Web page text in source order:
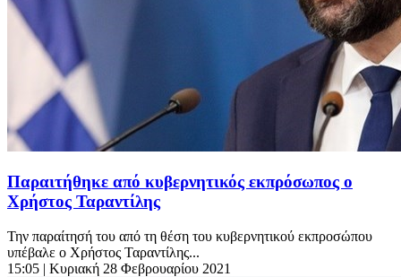
Παραιτήθηκε από κυβερνητικός εκπρόσωπος ο
Χρήστος Ταραντίλης
Την παραίτησή του από τη θέση του κυβερνητικού εκπροσώπου
υπέβαλε ο Χρήστος Ταραντίλης...
15:05 | Κυριακή 28 Φεβρουαρίου 2021